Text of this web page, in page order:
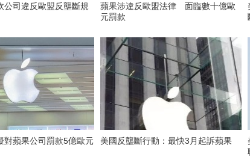
公司違反歐盟反壟斷規
蘋果涉違反歐盟法律 面臨數十億歐
元罰款
對蘋果公司罰款5億歐元 美國反壟斷行動：最快3月起訴蘋果